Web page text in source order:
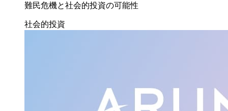
難民危機と社会的投資の可能性
社会的投資